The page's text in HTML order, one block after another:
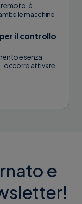
remoto, è
le macchine
il controllo
e senza
occorre attivare
e